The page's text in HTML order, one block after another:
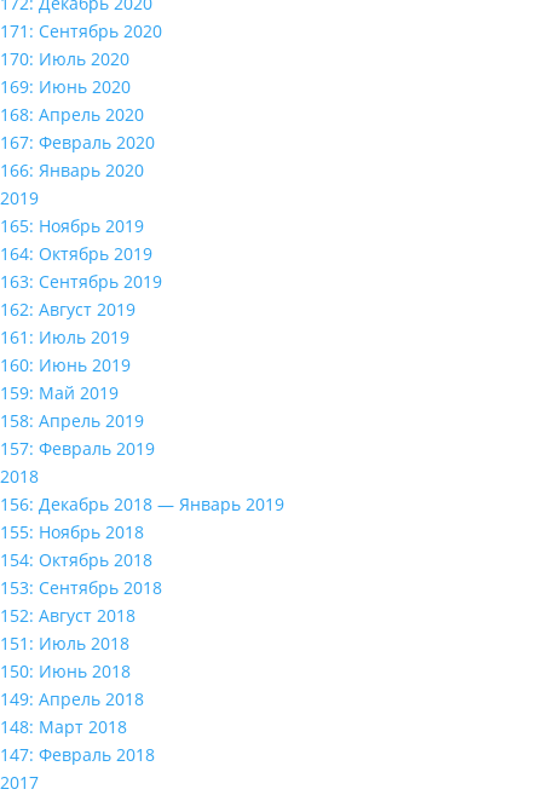
171: Сентябрь 2020
170: Июль 2020
169: Июнь 2020
168: Апрель 2020
167: Февраль 2020
166: Январь 2020
2019
165: Ноябрь 2019
164: Октябрь 2019
163: Сентябрь 2019
162: Август 2019
161: Июль 2019
160: Июнь 2019
159: Май 2019
158: Апрель 2019
157: Февраль 2019
2018
156: Декабрь 2018 — Январь 2019
155: Ноябрь 2018
154: Октябрь 2018
153: Сентябрь 2018
152: Август 2018
151: Июль 2018
150: Июнь 2018
149: Апрель 2018
148: Март 2018
147: Февраль 2018
2017